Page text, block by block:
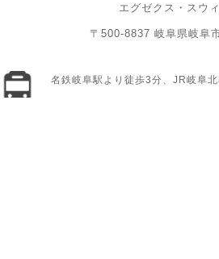
エグゼクス・スウ
〒500-8837 岐阜県岐阜
名鉄岐阜駅より徒歩3分、JR岐阜